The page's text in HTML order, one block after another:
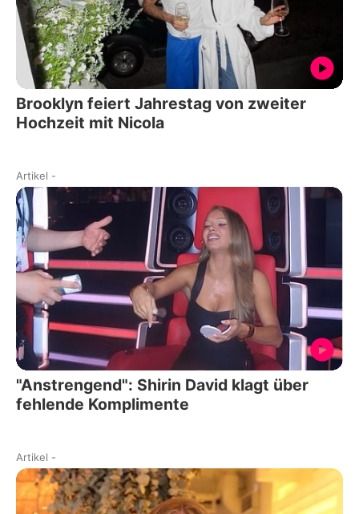
Brooklyn feiert Jahrestag von zweiter
Hochzeit mit Nicola
Artikel -
"Anstrengend": Shirin David klagt über
fehlende Komplimente
Artikel -